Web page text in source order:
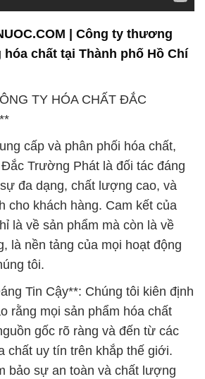
| Công ty thương
chất tại Thành phố Hồ Chí
TY HÓA CHẤT ĐẮC
cấp và phân phối hóa chất,
Trường Phát là đối tác đáng
đa dạng, chất lượng cao, và
cho khách hàng. Cam kết của
là về sản phẩm mà còn là về
là nền tảng của mọi hoạt động
tôi.
Tin Cậy**: Chúng tôi kiên định
rằng mọi sản phẩm hóa chất
gốc rõ ràng và đến từ các
chất uy tín trên khắp thế giới.
bảo sự an toàn và chất lượng